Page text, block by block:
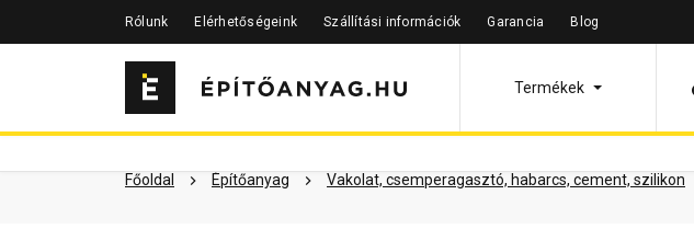
Rólunk Elérhetőségeink Szállítási információk Garancia Blog
Termékek
Főoldal Építőanyag Vakolat, csemperagasztó, habarcs, cement, szilikon
Szükséged lehet rá Részletes leírás Termékinformáció